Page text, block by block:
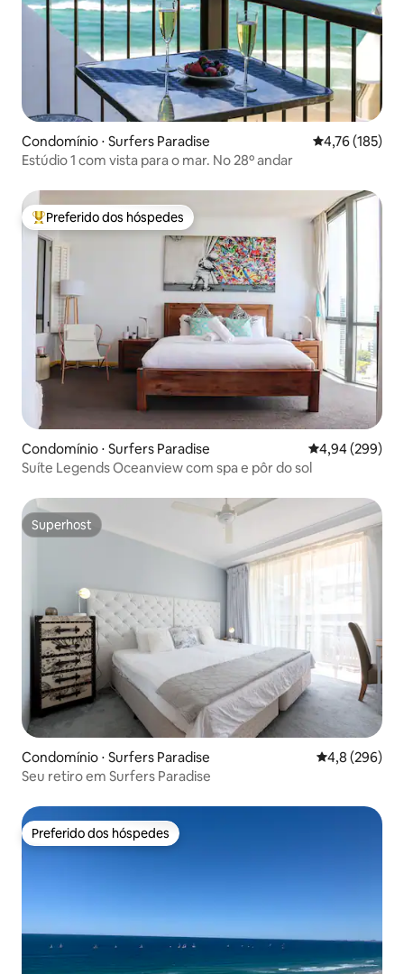
Condomínio ⋅ Surfers Paradise 4,76 de uma
4,76 (185)
Estúdio 1 com vista para o mar. No 28º andar
Entre os melhores preferidos dos hóspedes
Preferido dos hóspedes
Condomínio ⋅ Surfers Paradise 4,94 de uma
4,94 (299)
Suíte Legends Oceanview com spa e pôr do sol
Superhost
Superhost
Condomínio ⋅ Surfers Paradise 4,8 de uma
4,8 (296)
Seu retiro em Surfers Paradise
Preferido dos hóspedes
Preferido dos hóspedes